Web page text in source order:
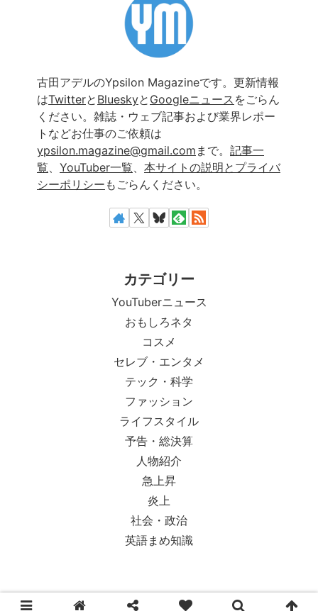
古田アデルのYpsilon Magazineです。更新情報
はTwitterと Blueskyと Googleニュース をごらん
ください。雑誌・ウェブ記事および業界レポー
トなどお仕事のご依頼は
ypsilon.magazine@gmail.com まで。 記事一
覧、 YouTuber一覧、 本サイトの説明とプライバ
シーポリシー もごらんください。
カテゴリー
YouTuberニュース
おもしろネタ
コスメ
セレブ・エンタメ
テック・科学
ファッション
ライフスタイル
予告・総決算
人物紹介
急上昇
炎上
社会・政治
英語まめ知識
© 2018-2026 Ypsilon Magazine.